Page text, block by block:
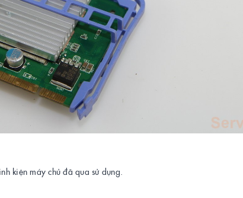
kiện máy chủ đã qua sử dụng.